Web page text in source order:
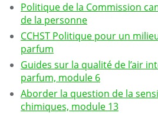
Politique de la Commission
de la personne
CCHST Politique pour un
parfum
Guides sur la qualité de l’air
parfum, module 6
Aborder la question de la
chimiques, module 13